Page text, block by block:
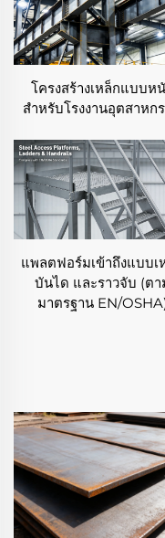
ของเรานั้นครอบคลุ
หลากหลายรูปแบบ
เทคโนโลยีขั้นสูง แล
ประกันคุณภาพที่สม่ำ
พิเศษ ด้วยความมุ่งมั่
ควบคุมคุณภาพ และ
วางใจจากธุรกิจต่าง
ถือได้
ข้อได้เปรียบหลักข
เรา
✦ ความเข้ากันได้ขอ
บริการแปรรูปเหล็ก
หลากหลายเกรด ได้แ
เหล็กโลหะผสม เหล็
ร้อน การรองรับที่ค
สนองความต้องการ
ไม่ว่าจะเป็นการใช้ง
กัดกร่อนสำหรับงาน
เครื่องมือตัด เทคนิคก
การปรับแต่งเพื่อให้ป
เหล็กสูงสุด
โครงสร้างเหล็กแบบห
สำหรับโรงงานอุตสาหก
แพลตฟอร์มเข้าถึงแบบเ
บันได และราวจับ (ตา
มาตรฐาน EN/